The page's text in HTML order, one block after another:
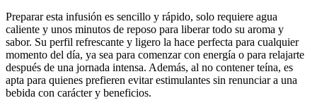
Preparar esta infusión es sencillo y rápido, solo requiere agua
caliente y unos minutos de reposo para liberar todo su aroma y
sabor. Su perfil refrescante y ligero la hace perfecta para cualquier
momento del día, ya sea para comenzar con energía o para relajarte
después de una jornada intensa. Además, al no contener teína, es
apta para quienes prefieren evitar estimulantes sin renunciar a una
bebida con carácter y beneficios.